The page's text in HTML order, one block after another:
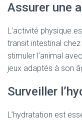
Assurer une
L’activité physique
transit intestinal
stimuler l’animal
jeux adaptés à son
Surveiller
L’hydratation est